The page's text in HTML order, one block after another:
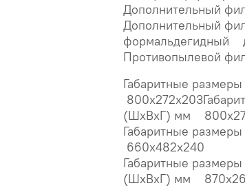
Дополнительный
Дополнительный
формальдегидный
Противопылевой
Габаритные
(ШxВxГ) мм
Габаритные
660x482x240
Габаритные размеры
(ШxВxГ) мм